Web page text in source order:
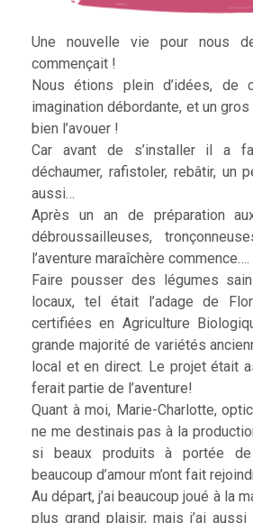
Une nouvelle vie pour nous
commençait !
Nous étions plein d’idées, de
imagination débordante, et un
bien l’avouer !
Car avant de s’installer il a
déchaumer, rafistoler, rebâtir, un
aussi…
Après un an de préparation
débroussailleuses,
l’aventure maraîchère commence….
Faire pousser des légumes
locaux, tel était l’adage de
certifiées en Agriculture
grande majorité de variétés
local et en direct. Le projet était
ferait partie de l’aventure!
Quant à moi, Marie-Charlotte,
ne me destinais pas à la
si beaux produits à portée
beaucoup d’amour m’ont fait
Au départ, j’ai beaucoup joué à la
plus grand plaisir, mais j’ai